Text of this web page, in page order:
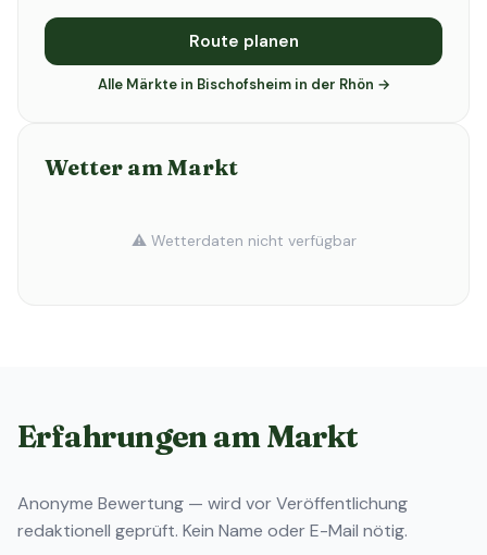
Route planen
Alle Märkte in Bischofsheim in der Rhön →
Wetter am Markt
⚠️ Wetterdaten nicht verfügbar
Erfahrungen am Markt
Anonyme Bewertung — wird vor Veröffentlichung
redaktionell geprüft. Kein Name oder E-Mail nötig.